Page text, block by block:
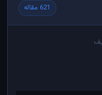
621 مقاله